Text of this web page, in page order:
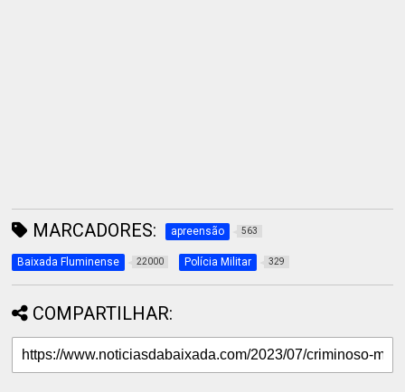
MARCADORES: apreensão 563
Baixada Fluminense 22000 Polícia Militar 329
COMPARTILHAR: